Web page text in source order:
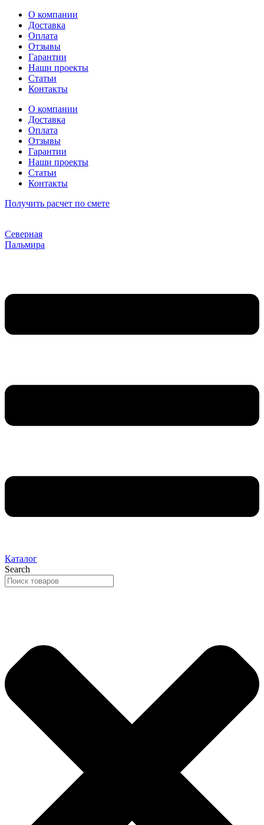
Перейти
содержимому
О компании
Доставка
Оплата
Отзывы
Гарантии
Наши проекты
Статьи
Контакты
О компании
Доставка
Оплата
Отзывы
Гарантии
Наши проекты
Статьи
Контакты
Получить расчет по смете
Северная
Пальмира
Каталог
Search